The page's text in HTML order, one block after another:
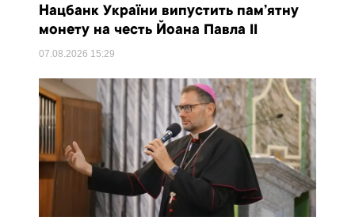
Нацбанк України випустить пам’ятну
монету на честь Йоана Павла II
07.08.2026 15:29